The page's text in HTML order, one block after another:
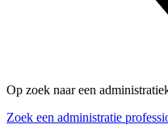
Op zoek naar een
Zoek een administratie